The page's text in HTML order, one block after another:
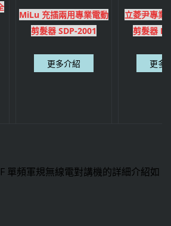
MiLu 充插兩用專業電動
剪髮器 SDP-2001
立菱尹專業
剪髮器
單頻軍規無線電對講機的詳細介紹如